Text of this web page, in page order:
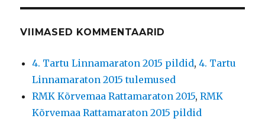
VIIMASED KOMMENTAARID
4. Tartu Linnamaraton 2015 pildid,4. Tartu
Linnamaraton 2015 tulemused
RMK Kõrvemaa Rattamaraton 2015,RMK
Kõrvemaa Rattamaraton 2015 pildid